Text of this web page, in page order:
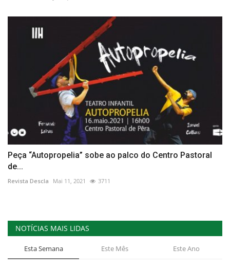
Peça “Autopropelia” sobe ao palco do Centro Pastoral
de...
Revista Descla Mai 11, 2021 3711
NOTÍCIAS MAIS LIDAS
Esta Semana Este Mês Este Ano